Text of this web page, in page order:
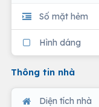
Số mặt hẻm
Hình dáng
Thông tin nhà
Diện tích nhà